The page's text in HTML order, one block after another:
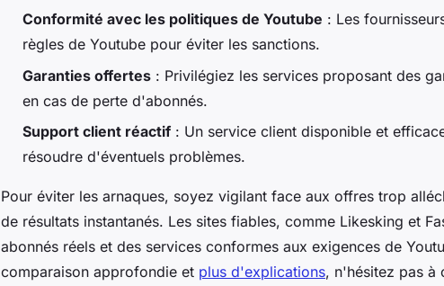
Conformité avec les politiques de Youtube : Les
règles de Youtube pour éviter les sanctions.
Garanties offertes : Privilégiez les services proposant des
en cas de perte d'abonnés.
Support client réactif : Un service client disponible et
résoudre d'éventuels problèmes.
Pour éviter les arnaques, soyez vigilant face aux offres trop
de résultats instantanés. Les sites fiables, comme Likesking et
abonnés réels et des services conformes aux exigences de
comparaison approfondie et plus d'explications, n'hésitez pas à